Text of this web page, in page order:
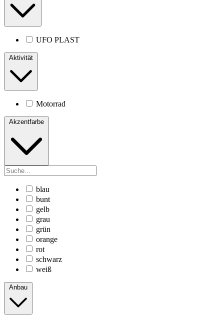
UFO PLAST
Aktivität
Motorrad
Akzentfarbe
blau
bunt
gelb
grau
grün
orange
rot
schwarz
weiß
Anbau